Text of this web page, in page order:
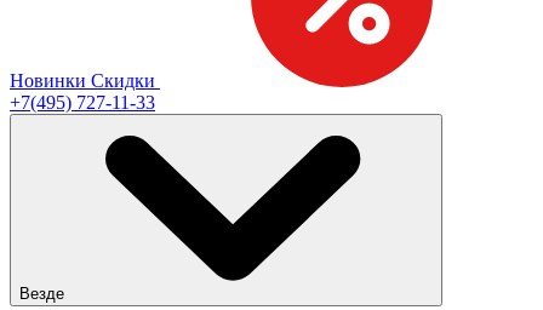
Новинки Скидки
+7(495) 727-11-33
Везде